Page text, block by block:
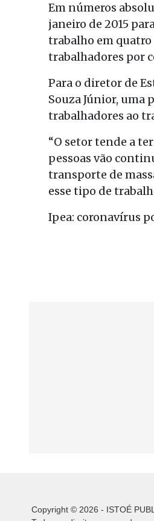
Em números
janeiro de 2015
trabalho em quatro
trabalhadores por
Para o diretor de
Souza Júnior, uma
trabalhadores ao
“O setor tende a
pessoas vão
transporte de
esse tipo de
Ipea: coronavírus
Copyright © 2026 - ISTOÉ